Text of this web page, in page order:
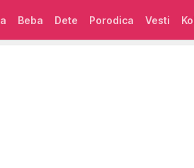
Beba Dete Porodica Vesti